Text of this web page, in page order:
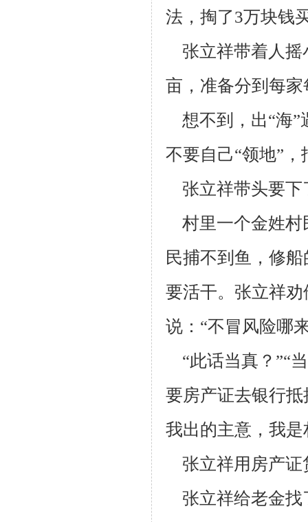
法， 掏了3万块钱
张立祥带着人摇
亩， 准备分到每
想不到，出“海”
不要自己“领地”
张立祥带头要下
村里一个金姓村
民捕不到鱼，修船
要活干。张立祥劝
说： “不冒风险哪
“此话当真？”“
要房产证去银行
我出的主意，我
张立祥用房产证
张立祥给老金找